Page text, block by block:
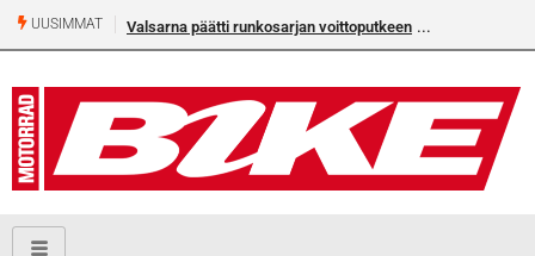
UUSIMMAT Valsarna päätti runkosarjan voittoputkeen
Älä missaa